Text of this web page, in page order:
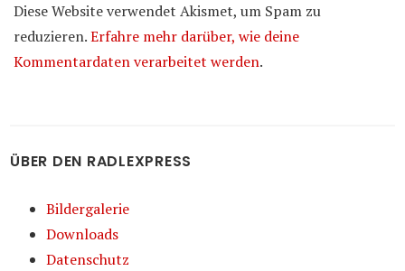
Diese Website verwendet Akismet, um Spam zu
reduzieren.Erfahre mehr darüber, wie deine
Kommentardaten verarbeitet werden.
ÜBER DEN RADLEXPRESS
Bildergalerie
Downloads
Datenschutz